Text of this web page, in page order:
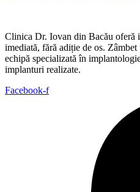
Clinica Dr. Iovan din Bacău oferă
imediată, fără adiție de os.
echipă specializată în
implanturi realizate.
Facebook-f